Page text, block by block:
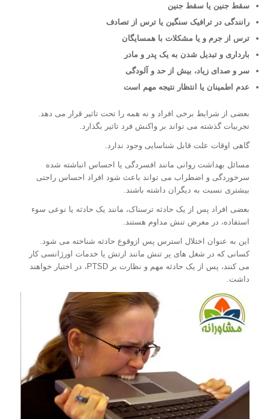
سقط جنین یا سقط جنین
رانندگی در ترافیک سنگین یا ترس از تصادف
ترس از جرم و یا مشکلات با همسایگان
بارداری و تبدیل شدن به یک پدر و مادر
سر و صدای زیاد، بیش از حد و آلودگی
عدم اطمینان یا انتظار نتیجه مهم است
بعضی از شرایط برخی افراد و نه همه را تحت تاثیر قرار می دهد.
تجربیات گذشته می تواند بر واکنش فرد تاثیر بگذارد.
گاهی اوقات علت قابل شناسایی وجود ندارد.
مسائل بهداشت روانی مانند افسردگی یا احساس انباشته شده
سرخوردگی و اضطراب می تواند باعث شود افراد احساس راحتی
بیشتری نسبت به دیگران داشته باشند.
بعضی افراد پس از یک حادثه ترسناک، مانند یک حادثه یا نوعی سوء
استفاده، در معرض تنش مداوم هستند.
این به عنوان اختلال استرس پس ازوقوع حادثه شناخته می شود.
کسانی که در شغل های پر تنش مانند ارتش یا خدمات اورژانسی کار
می کنند، پس از یک حادثه مهم و نظارت بر PTSD، در اختیار خواهند
داشت.